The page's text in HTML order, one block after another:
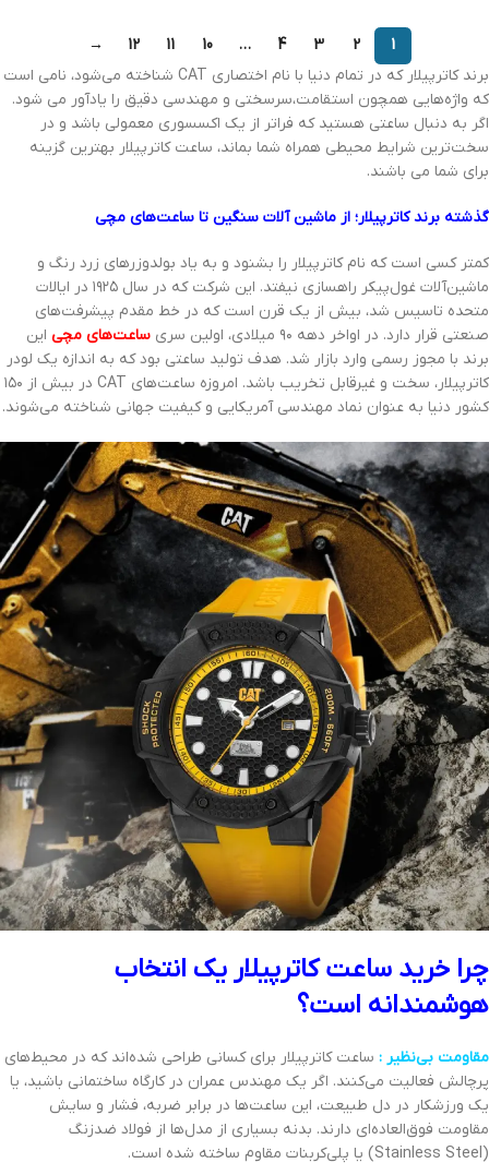
1
2
3
4
…
10
11
12
→
برند کاترپیلار که در تمام دنیا با نام اختصاری CAT شناخته می‌شود، نامی است
که واژه‌هایی همچون استقامت،سرسختی و مهندسی دقیق را یادآور می شود.
اگر به دنبال ساعتی هستید که فراتر از یک اکسسوری معمولی باشد و در
سخت‌ترین شرایط محیطی همراه شما بماند، ساعت‌ کاترپیلار بهترین گزینه
برای شما می باشند.
گذشته برند کاترپیلار؛ از ماشین‌ آلات سنگین تا ساعت‌های مچی
کمتر کسی است که نام کاترپیلار را بشنود و به یاد بولدوزرهای زرد رنگ و
ماشین‌آلات غول‌پیکر راهسازی نیفتد. این شرکت که در سال ۱۹۲۵ در ایالات
متحده تاسیس شد، بیش از یک قرن است که در خط مقدم پیشرفت‌های
صنعتی قرار دارد. در اواخر دهه ۹۰ میلادی، اولین سری
ساعت‌های مچی این
برند با مجوز رسمی وارد بازار شد. هدف تولید ساعتی بود که به اندازه یک لودر
کاترپیلار، سخت و غیرقابل تخریب باشد. امروزه ساعت‌های CAT در بیش از ۱۵۰
کشور دنیا به عنوان نماد مهندسی آمریکایی و کیفیت جهانی شناخته می‌شوند.
چرا خرید ساعت کاترپیلار یک انتخاب
هوشمندانه است؟
مقاومت بی‌نظیر : ساعت‌ کاترپیلار برای کسانی طراحی شده‌اند که در محیط‌های
پرچالش فعالیت می‌کنند. اگر یک مهندس عمران در کارگاه ساختمانی باشید، یا
یک ورزشکار در دل طبیعت، این ساعت‌ها در برابر ضربه، فشار و سایش
مقاومت فوق‌العاده‌ای دارند. بدنه بسیاری از مدل‌ها از فولاد ضدزنگ
(Stainless Steel) یا پلی‌کربنات مقاوم ساخته شده است.